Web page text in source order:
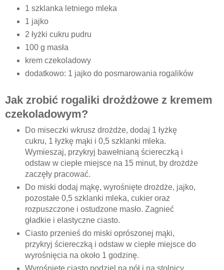
1 szklanka letniego mleka
1 jajko
2 łyżki cukru pudru
100 g masła
krem czekoladowy
dodatkowo: 1 jajko do posmarowania rogalików
Jak zrobić rogaliki drożdżowe z kremem
czekoladowym?
Do miseczki wkrusz drożdże, dodaj 1 łyżkę
cukru, 1 łyżkę mąki i 0,5 szklanki mleka.
Wymieszaj, przykryj bawełnianą ściereczką i
odstaw w ciepłe miejsce na 15 minut, by drożdże
zaczęły pracować.
Do miski dodaj mąkę, wyrośnięte drożdże, jajko,
pozostałe 0,5 szklanki mleka, cukier oraz
rozpuszczone i ostudzone masło. Zagnieć
gładkie i elastyczne ciasto.
Ciasto przenieś do miski oprószonej mąki,
przykryj ściereczką i odstaw w ciepłe miejsce do
wyrośnięcia na około 1 godzinę.